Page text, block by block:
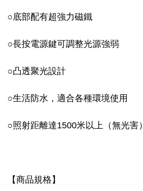
○底部配有超強力磁鐵
○長按電源鍵可調整光源強弱
○凸透聚光設計
○生活防水，適合各種環境使用
○照射距離達1500米以上（無光害）
【商品規格】